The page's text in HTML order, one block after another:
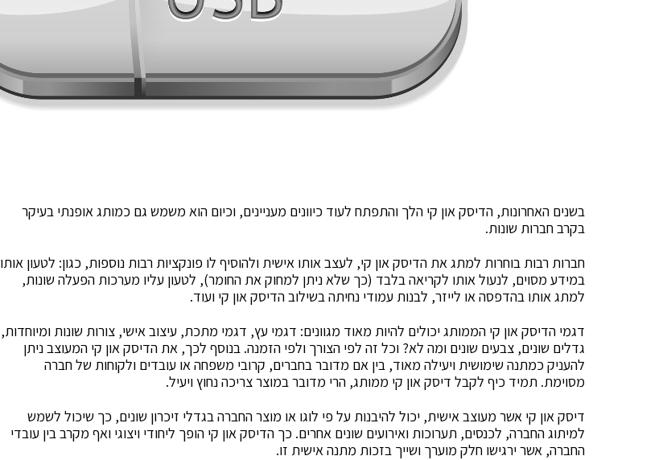
בשנים האחרונות, הדיסק און קי הלך והתפתח לעוד כיוונים מעניינים, וכיום הוא משמש גם כמותג אופנתי בעיקר
בקרב חברות שונות.
חברות רבות בוחרות למתג את הדיסק און קי, לעצב אותו אישית ולהוסיף לו פונקציות רבות נוספות, כגון: לטעון אותו
במידע מסוים, לנעול אותו לקריאה בלבד (כך שלא ניתן למחוק את החומר), לטעון עליו מערכות הפעלה שונות,
למתג אותו בהדפסה או לייזר, לבנות עמודי נחיתה בשילוב הדיסק און קי ועוד.
דגמי הדיסק און קי הממותג יכולים להיות מאוד מגוונים: דגמי עץ, דגמי מתכת, עיצוב אישי, צורות שונות ומיוחדות,
גדלים שונים, צבעים שונים ומה לא? וכל זה לפי הצורך ולפי הזמנה. בנוסף לכך, את הדיסק און קי המעוצב ניתן
להעניק כמתנה שימושית ויעילה מאוד, בין אם מדובר בחברים, קרובי משפחה או עובדים ולקוחות של חברה
מסוימת. תמיד כיף לקבל דיסק און קי ממותג, הרי מדובר במוצר צריכה נחוץ ויעיל.
דיסק און קי אשר מעוצב אישית, יכול להיבנות על פי לוגו או מוצר החברה בגדלי זיכרון שונים, כך שיכול לשמש
למיתוג החברה, לכנסים, תערוכות ואירועים שונים אחרים. כך הדיסק און קי הופך ליחודי ויצוגי ואף מקרב בין עובדי
החברה, אשר ירגישו חלק מוערך ושייך בזכות מתנה אישית זו.